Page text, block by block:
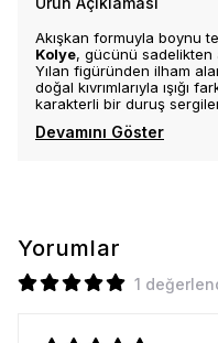
Akışkan formuyla boynu
Kolye, gücünü sadelikten
Yılan figüründen ilham
doğal kıvrımlarıyla ışığı
karakterli bir duruş
Devamını Göster
Yorumlar
1